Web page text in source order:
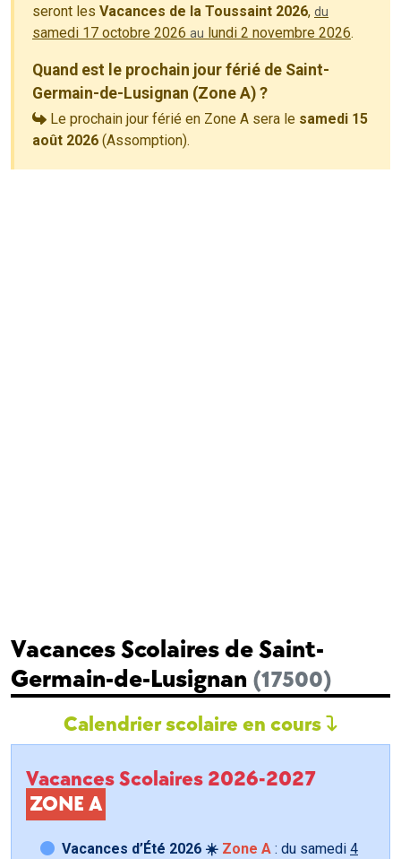
seront les Vacances de la Toussaint 2026, du
samedi 17 octobre 2026 au lundi 2 novembre 2026.
Quand est le prochain jour férié de Saint-
Germain-de-Lusignan (Zone A) ?
Le prochain jour férié en Zone A sera le samedi 15
août 2026 (Assomption).
Vacances Scolaires de Saint-
Germain-de-Lusignan (17500)
Calendrier scolaire en cours
Vacances Scolaires 2026-2027
ZONE A
Vacances d’Été 2026 ☀️ Zone A : du samedi 4